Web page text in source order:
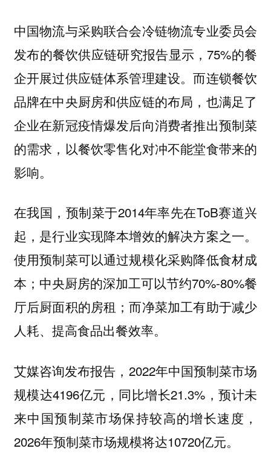
中国物流与采购联合会冷链物流专业委员会
发布的餐饮供应链研究报告显示，75%的餐
企开展过供应链体系管理建设。而连锁餐饮
品牌在中央厨房和供应链的布局，也满足了
企业在新冠疫情爆发后向消费者推出预制菜
的需求，以餐饮零售化对冲不能堂食带来的
影响。
在我国，预制菜于2014年率先在ToB赛道兴
起，是行业实现降本增效的解决方案之一。
使用预制菜可以通过规模化采购降低食材成
本；中央厨房的深加工可以节约70%-80%餐
厅后厨面积的房租；而净菜加工有助于减少
人耗、提高食品出餐效率。
艾媒咨询发布报告，2022年中国预制菜市场
规模达4196亿元，同比增长21.3%，预计未
来中国预制菜市场保持较高的增长速度，
2026年预制菜市场规模将达10720亿元。